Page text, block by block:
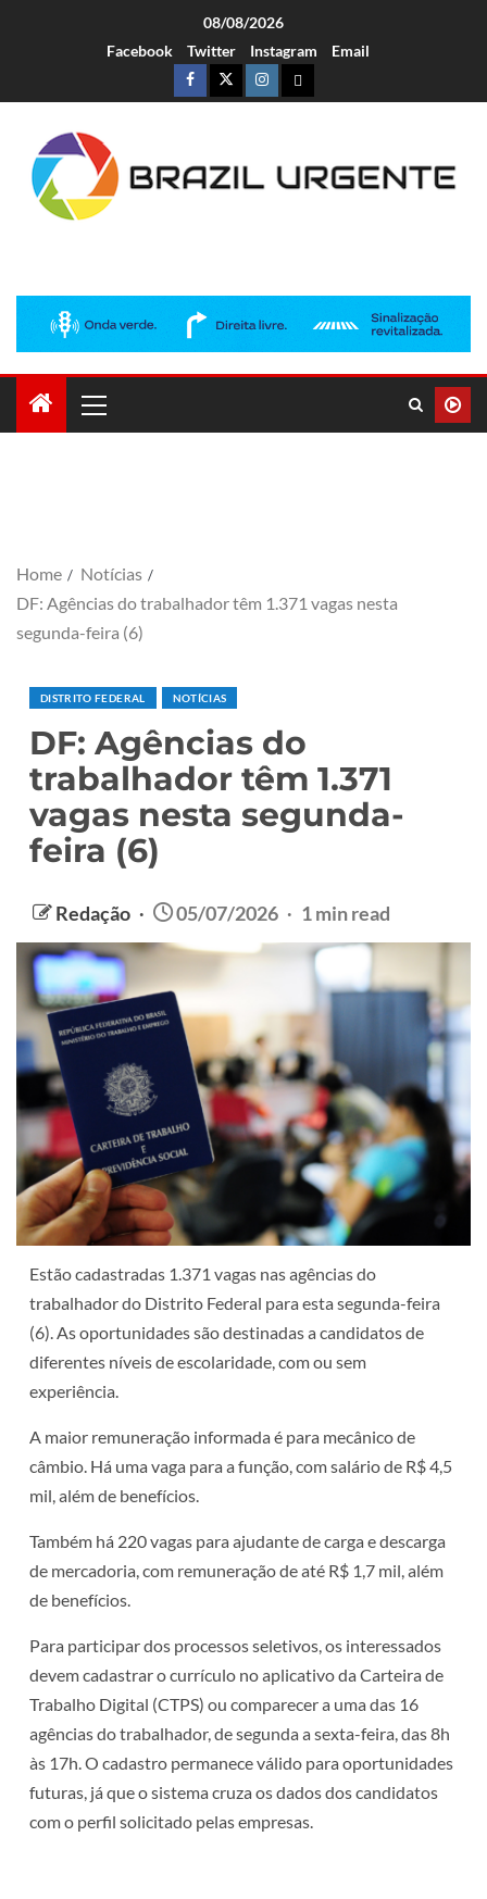
08/08/2026
Facebook
Twitter Instagram Email
Home
Notícias
DF: Agências do trabalhador têm 1.371 vagas nesta
segunda-feira (6)
DISTRITO FEDERAL NOTÍCIAS
DF: Agências do
trabalhador têm 1.371
vagas nesta segunda-
feira (6)
Redação 05/07/2026 1 min read
Estão cadastradas 1.371 vagas nas agências do
trabalhador do Distrito Federal para esta segunda-feira
(6). As oportunidades são destinadas a candidatos de
diferentes níveis de escolaridade, com ou sem
experiência.
A maior remuneração informada é para mecânico de
câmbio. Há uma vaga para a função, com salário de R$ 4,5
mil, além de benefícios.
Também há 220 vagas para ajudante de carga e descarga
de mercadoria, com remuneração de até R$ 1,7 mil, além
de benefícios.
Para participar dos processos seletivos, os interessados
devem cadastrar o currículo no aplicativo da Carteira de
Trabalho Digital (CTPS) ou comparecer a uma das 16
agências do trabalhador, de segunda a sexta-feira, das 8h
às 17h. O cadastro permanece válido para oportunidades
futuras, já que o sistema cruza os dados dos candidatos
com o perfil solicitado pelas empresas.